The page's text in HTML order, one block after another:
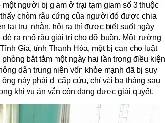
người bị giam ở trại tạm giam số 3 thuộc
chòm râu cứng của người đó được chia
lại trụi nhẵn, hỏi ra thì được biết suốt ngày
ra nhổ râu giải trí cho đỡ buồn. Một trường
Gia, tỉnh Thanh Hóa, một bị can cho luật
bắt tắm một ngày hai lần trong điều kiện
dân trung niên vốn khỏe mạnh đã bị suy
này phải đi cấp cứu, chỉ vài ba tháng sau
khi vụ án vẫn còn đang được giải quyết.